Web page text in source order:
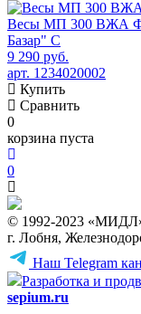
Весы МП 300 ВЖА Ф-
Базар" С
9 290 руб.
арт. 1234020002
Купить
Сравнить
0
корзина пуста
0
© 1992-2023
г. Лобня,
Наш Telegram
Разработка и
sepium.ru